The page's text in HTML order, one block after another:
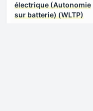
électrique (Autonomie
sur batterie) (WLTP)